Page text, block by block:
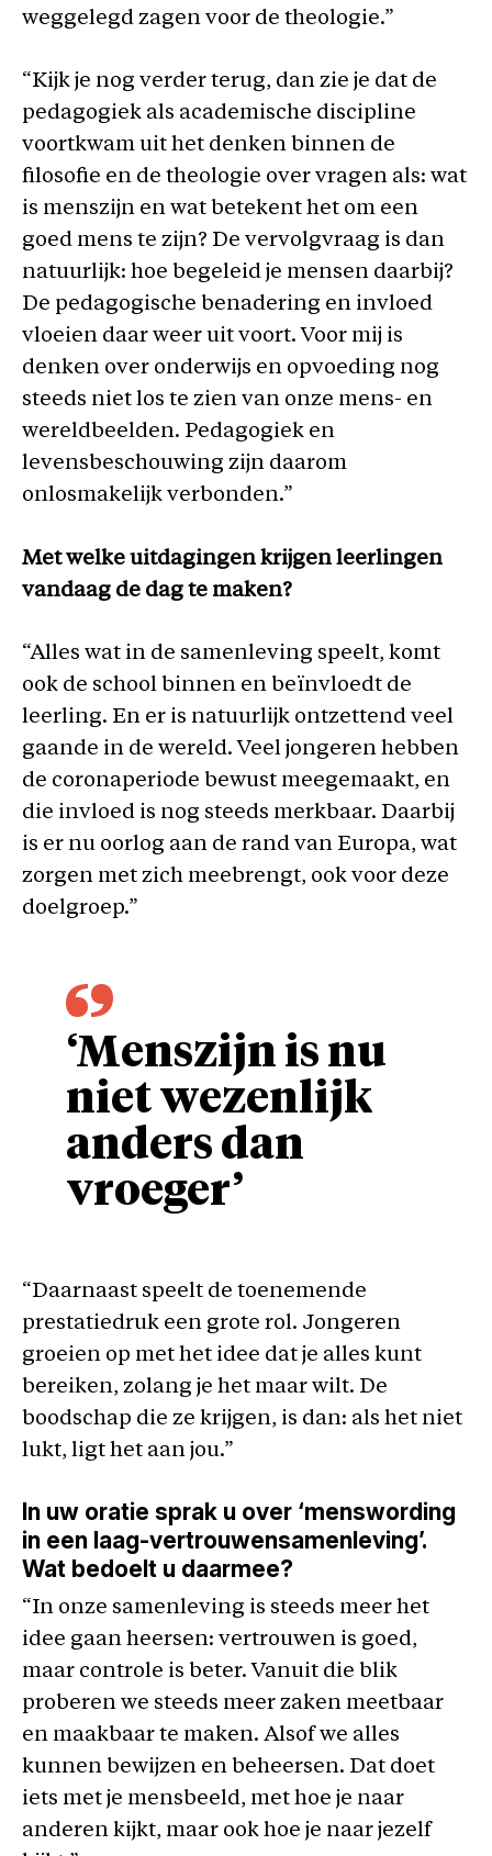
weggelegd zagen voor de theologie.”
“Kijk je nog verder terug, dan zie je dat de
pedagogiek als academische discipline
voortkwam uit het denken binnen de
filosofie en de theologie over vragen als: wat
is menszijn en wat betekent het om een
goed mens te zijn? De vervolgvraag is dan
natuurlijk: hoe begeleid je mensen daarbij?
De pedagogische benadering en invloed
vloeien daar weer uit voort. Voor mij is
denken over onderwijs en opvoeding nog
steeds niet los te zien van onze mens- en
wereldbeelden. Pedagogiek en
levensbeschouwing zijn daarom
onlosmakelijk verbonden.”
Met welke uitdagingen krijgen leerlingen
vandaag de dag te maken?
“Alles wat in de samenleving speelt, komt
ook de school binnen en beïnvloedt de
leerling. En er is natuurlijk ontzettend veel
gaande in de wereld. Veel jongeren hebben
de coronaperiode bewust meegemaakt, en
die invloed is nog steeds merkbaar. Daarbij
is er nu oorlog aan de rand van Europa, wat
zorgen met zich meebrengt, ook voor deze
doelgroep.”
‘Menszijn is nu
niet wezenlijk
anders dan
vroeger’
“Daarnaast speelt de toenemende
prestatiedruk een grote rol. Jongeren
groeien op met het idee dat je alles kunt
bereiken, zolang je het maar wilt. De
boodschap die ze krijgen, is dan: als het niet
lukt, ligt het aan jou.”
In uw oratie sprak u over ‘menswording
in een laag-vertrouwensamenleving’.
Wat bedoelt u daarmee?
“In onze samenleving is steeds meer het
idee gaan heersen: vertrouwen is goed,
maar controle is beter. Vanuit die blik
proberen we steeds meer zaken meetbaar
en maakbaar te maken. Alsof we alles
kunnen bewijzen en beheersen. Dat doet
iets met je mensbeeld, met hoe je naar
anderen kijkt, maar ook hoe je naar jezelf